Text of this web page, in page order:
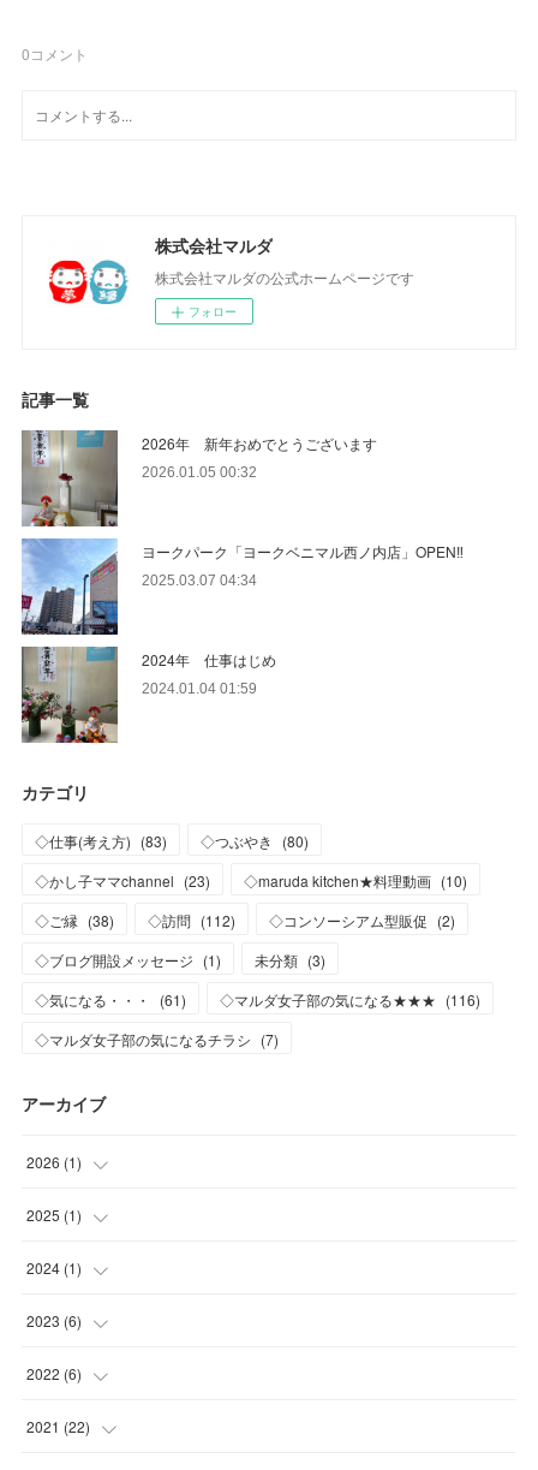
0コメント
株式会社マルダ
株式会社マルダの公式ホームページです
フォロー
記事一覧
2026年 新年おめでとうございます
2026.01.05 00:32
ヨークパーク「ヨークベニマル西ノ内店」OPEN‼
2025.03.07 04:34
2024年 仕事はじめ
2024.01.04 01:59
カテゴリ
◇仕事(考え方) (83) ◇つぶやき (80)
◇かし子ママchannel (23) ◇maruda kitchen★料理動画 (10)
◇ご縁 (38) ◇訪問 (112) ◇コンソーシアム型販促 (2)
◇ブログ開設メッセージ (1) 未分類 (3)
◇気になる・・・
(61) ◇マルダ女子部の気になる★★★ (116)
◇マルダ女子部の気になるチラシ (7)
アーカイブ
2026 (1)
( )
2025 (1)
( )
2024 (1)
( )
2023 (6)
( )
(2
2022 (6)
(2
2021 (22)